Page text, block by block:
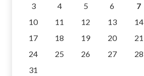
3
4 5 6 7
10
11 12 13 14
17
18 19 20 21
24
25 26 27 28
31